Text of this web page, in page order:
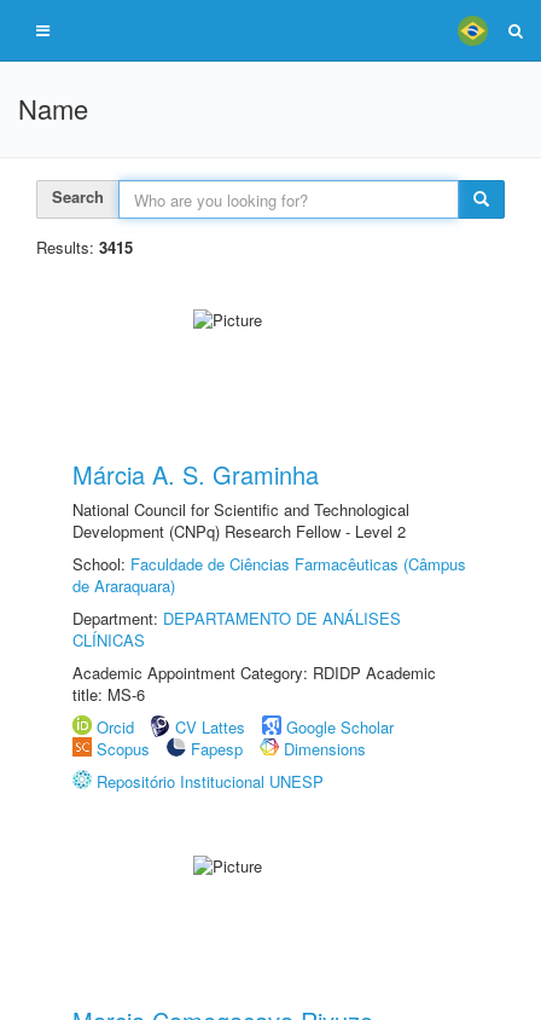
Name
Search
Results: 3415
Márcia A. S. Graminha
National Council for Scientific and Technological
Development (CNPq) Research Fellow - Level 2
School: Faculdade de Ciências Farmacêuticas (Câmpus
de Araraquara)
Department: DEPARTAMENTO DE ANÁLISES
CLÍNICAS
Academic Appointment Category: RDIDP Academic
title: MS-6
Orcid
CV Lattes
Google Scholar
Scopus
Fapesp
Dimensions
Repositório Institucional UNESP